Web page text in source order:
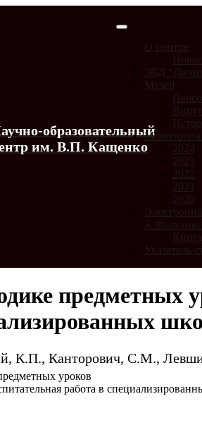
образовательный
им. В.П. Кащенко
О центре
ЭБД
Музей
2024
2023
2022
2021
2020
К 80-
Указатель
предметных
К.П., Канторович, С.М.,
уроков
работа в